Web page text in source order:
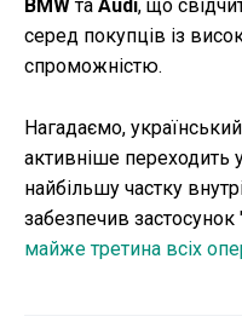
BMWта Audi, що
серед покупців із
спроможністю.
Нагадаємо,
активніше переходить
найбільшу частку
забезпечив застосунок
майже третина всіх